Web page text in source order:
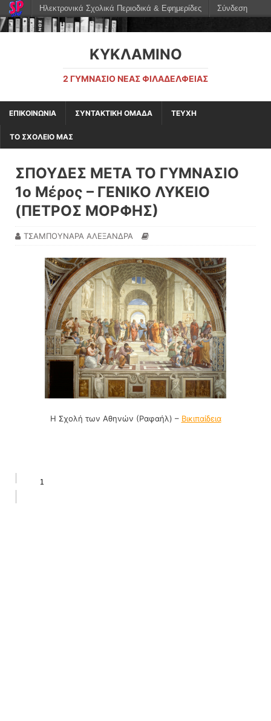
ΚΥΚΛΑΜΙΝΟ
2 ΓΥΜΝΆΣΙΟ ΝΈΑΣ ΦΙΛΑΔΈΛΦΕΙΑΣ
ΕΠΙΚΟΙΝΩΝΙΑ ΣΥΝΤΑΚΤΙΚΗ ΟΜΑΔΑ ΤΕΥΧΗ
ΤΟ ΣΧΟΛΕΙΟ ΜΑΣ
ΣΠΟΥΔΕΣ ΜΕΤΑ ΤΟ ΓΥΜΝΑΣΙΟ
1ο Μέρος – ΓΕΝΙΚΟ ΛΥΚΕΙΟ
(ΠΕΤΡΟΣ ΜΟΡΦΗΣ)
ΤΣΑΜΠΟΥΝΑΡΑ ΑΛΕΞΑΝΔΡΑ
Η Σχολή των Αθηνών (Ραφαήλ) – Βικιπαίδεια
Ηλεκτρονικά Σχολικά Περιοδικά & Εφημερίδες Σύνδεση